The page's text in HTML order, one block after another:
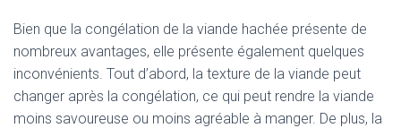
Bien que la congélation de la viande hachée présente de
nombreux avantages, elle présente également quelques
inconvénients. Tout d’abord, la texture de la viande peut
changer après la congélation, ce qui peut rendre la viande
moins savoureuse ou moins agréable à manger. De plus, la